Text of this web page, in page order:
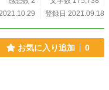
登録日 2021.09.18
お気に入り追加 0